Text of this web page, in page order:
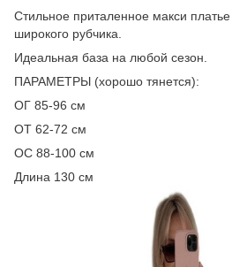
Стильное приталенное макси платье
широкого рубчика.
Идеальная база на любой сезон.
ПАРАМЕТРЫ (хорошо тянется):
ОГ 85-96 см
ОТ 62-72 см
ОС 88-100 см
Длина 130 см